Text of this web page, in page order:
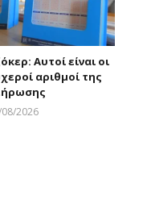
Αυτοί είναι οι
αριθμοί της
2026